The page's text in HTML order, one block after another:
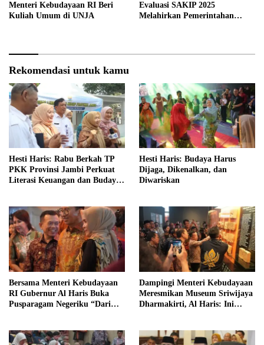
Menteri Kebudayaan RI Beri
Kuliah Umum di UNJA
Evaluasi SAKIP 2025
Melahirkan Pemerintahan
Rekomendasi untuk kamu
Hesti Haris: Rabu Berkah TP
PKK Provinsi Jambi Perkuat
Literasi Keuangan dan Budaya
Hesti Haris: Budaya Harus
Dijaga, Dikenalkan, dan
Diwariskan
Bersama Menteri Kebudayaan
RI Gubernur Al Haris Buka
Pusparagam Negeriku “Dari
Dampingi Menteri Kebudayaan
Meresmikan Museum Sriwijaya
Dharmakirti, Al Haris: Ini